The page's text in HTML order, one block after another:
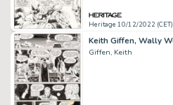
Heritage 10/12/2022 (CET)
Giffen, Keith